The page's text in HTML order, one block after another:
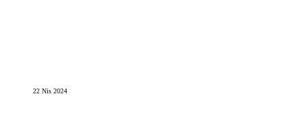
22 Nis 2024